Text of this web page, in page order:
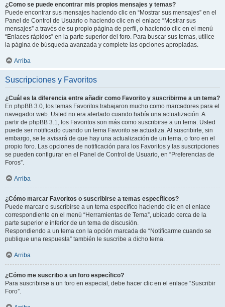
¿Como se puede encontrar mis propios mensajes y temas?
Puede encontrar sus mensajes haciendo clic en “Mostrar sus mensajes” en el
Panel de Control de Usuario o haciendo clic en el enlace “Mostrar sus
mensajes” a través de su propio página de perfil, o haciendo clic en el menú
“Enlaces rápidos” en la parte superior del foro. Para buscar sus temas, utilice
la página de búsqueda avanzada y complete las opciones apropiadas.
Arriba
Suscripciones y Favoritos
¿Cuál es la diferencia entre añadir como Favorito y suscribirme a un tema?
En phpBB 3.0, los temas Favoritos trabajaron mucho como marcadores para el
navegador web. Usted no era alertado cuando había una actualización. A
partir de phpBB 3.1, los Favoritos son más como suscribirse a un tema. Usted
puede ser notificado cuando un tema Favorito se actualiza. Al suscribirte, sin
embargo, se le avisará de que hay una actualización de un tema, o foro en el
propio foro. Las opciones de notificación para los Favoritos y las suscripciones
se pueden configurar en el Panel de Control de Usuario, en “Preferencias de
Foros”.
Arriba
¿Cómo marcar Favoritos o suscribirse a temas específicos?
Puede marcar o suscribirse a un tema específico haciendo clic en el enlace
correspondiente en el menú “Herramientas de Tema”, ubicado cerca de la
parte superior e inferior de un tema de discusión.
Respondiendo a un tema con la opción marcada de “Notificarme cuando se
publique una respuesta” también le suscribe a dicho tema.
Arriba
¿Cómo me suscribo a un foro específico?
Para suscribirse a un foro en especial, debe hacer clic en el enlace “Suscribir
Foro”.